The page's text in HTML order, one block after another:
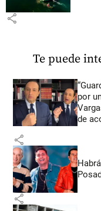
share
Te puede
por
de
share
share